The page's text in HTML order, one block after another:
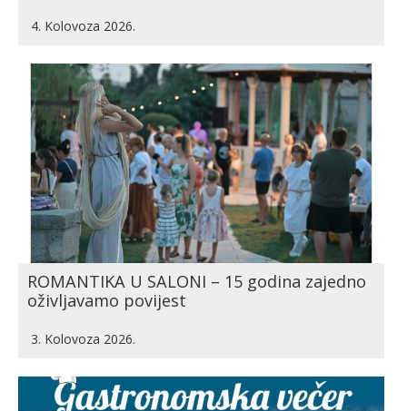
4. Kolovoza 2026.
ROMANTIKA U SALONI – 15 godina zajedno
oživljavamo povijest
3. Kolovoza 2026.